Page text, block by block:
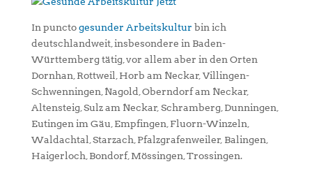
In punctogesunder Arbeitskultur bin ich
deutschlandweit, insbesondere in Baden-
Württemberg tätig, vor allem aber in den Orten
Dornhan, Rottweil, Horb am Neckar, Villingen-
Schwenningen, Nagold, Oberndorf am Neckar,
Altensteig, Sulz am Neckar, Schramberg, Dunningen,
Eutingen im Gäu, Empfingen, Fluorn-Winzeln,
Waldachtal, Starzach, Pfalzgrafenweiler, Balingen,
Haigerloch, Bondorf, Mössingen, Trossingen.